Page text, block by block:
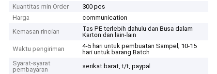
Kuantitas min Order
300 pcs
Harga
communication
Kemasan rincian
Tas PE terlebih dahulu dan Busa dalam
Karton dan lain-lain
Waktu pengiriman
4-5 hari untuk pembuatan Sampel; 10-15
hari untuk barang Batch
Syarat-syarat
pembayaran
serikat barat, t/t, paypal